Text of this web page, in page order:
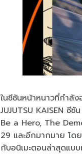
ในซีซันหน้าหนาวที่กำลั
JUJUTSU KAISEN
Be a Hero, The
29 และอีกมากมาย โด
กับอนิเมะตอนล่าสุดแบ